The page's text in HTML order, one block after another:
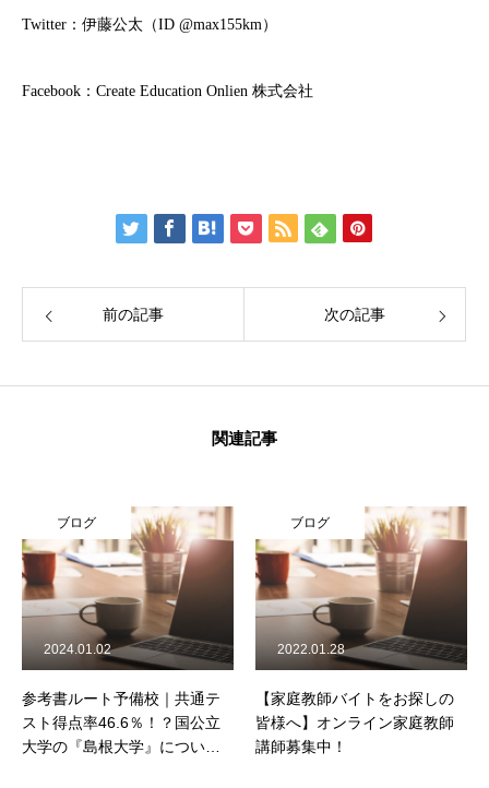
Twitter： 伊藤公太（ID @max155km）
Facebook： Create Education Onlien 株式会社
前の記事 次の記事
関連記事
ブログ
参考書ルート予備校｜共通テ
スト得点率46.6％！？国公立
大学の『島根大学』について
2024.01.02
ブログ
【家庭教師バイトをお探しの
皆様へ】オンライン家庭教師
講師募集中！
2022.01.28